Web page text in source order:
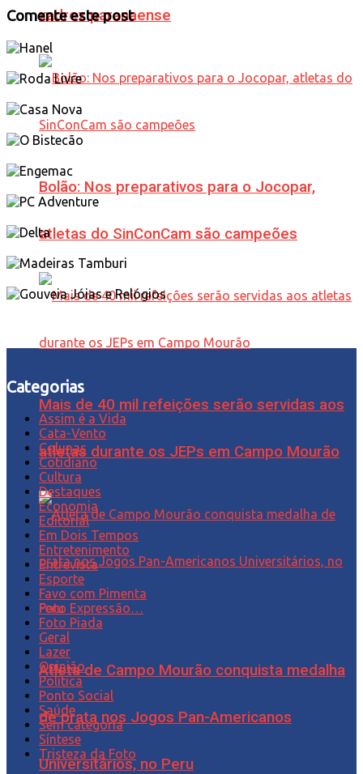
xadrez paranaense
Bolão: Nos preparativos para o Jocopar,
atletas do SinConCam são campeões
Mais de 40 mil refeições serão servidas aos
atletas durante os JEPs em Campo Mourão
Atleta de Campo Mourão conquista medalha
de prata nos Jogos Pan-Americanos
Universitários, no Peru
Comente este post
Categorias
Assim é a Vida
Cata-Vento
Colunas
Cotidiano
Cultura
Destaques
Economia
Editorial
Em Dois Tempos
Entretenimento
Entrevista
Esporte
Favo com Pimenta
Foto Expressão…
Foto Piada
Geral
Lazer
Opinião
Política
Ponto Social
Saúde
Sem categoria
Síntese
Tristeza da Foto